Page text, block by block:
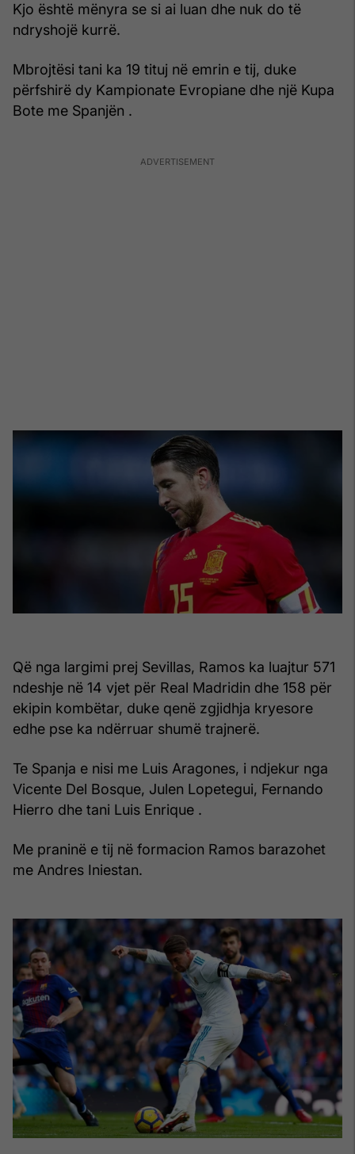
Kjo është mënyra se si ai luan dhe nuk do të
ndryshojë kurrë.
Mbrojtësi tani ka 19 tituj në emrin e tij, duke
përfshirë dy Kampionate Evropiane dhe një Kupa
Bote me Spanjën .
Që nga largimi prej Sevillas, Ramos ka luajtur 571
ndeshje në 14 vjet për Real Madridin dhe 158 për
ekipin kombëtar, duke qenë zgjidhja kryesore
edhe pse ka ndërruar shumë trajnerë.
Te Spanja e nisi me Luis Aragones, i ndjekur nga
Vicente Del Bosque, Julen Lopetegui, Fernando
Hierro dhe tani Luis Enrique .
Me praninë e tij në formacion Ramos barazohet
me Andres Iniestan.